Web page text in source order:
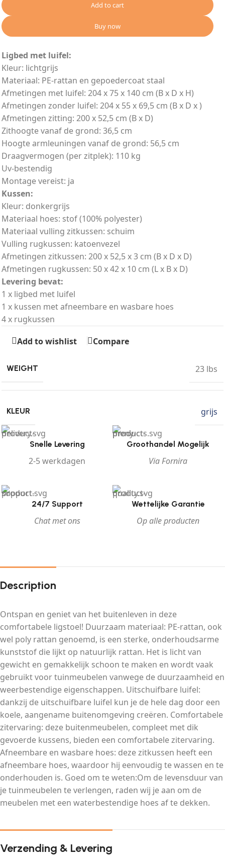
Add to cart
Buy now
Ligbed met luifel:
Kleur: lichtgrijs
Materiaal: PE-rattan en gepoedercoat staal
Afmetingen met luifel: 204 x 75 x 140 cm (B x D x H)
Afmetingen zonder luifel: 204 x 55 x 69,5 cm (B x D x )
Afmetingen zitting: 200 x 52,5 cm (B x D)
Zithoogte vanaf de grond: 36,5 cm
Hoogte armleuningen vanaf de grond: 56,5 cm
Draagvermogen (per zitplek): 110 kg
Uv-bestendig
Montage vereist: ja
Kussen:
Kleur: donkergrijs
Materiaal hoes: stof (100% polyester)
Materiaal vulling zitkussen: schuim
Vulling rugkussen: katoenvezel
Afmetingen zitkussen: 200 x 52,5 x 3 cm (B x D x D)
Afmetingen rugkussen: 50 x 42 x 10 cm (L x B x D)
Levering bevat:
1 x ligbed met luifel
1 x kussen met afneembare en wasbare hoes
4 x rugkussen
Add to wishlist
Compare
WEIGHT 23 lbs
KLEUR grijs
Snelle Levering
2-5 werkdagen
Groothandel Mogelijk
Via Fornira
24/7 Support
Chat met ons
Wettelijke Garantie
Op alle producten
Description
Ontspan en geniet van het buitenleven in deze
comfortabele ligstoel! Duurzaam materiaal: PE-rattan, ook
wel poly rattan genoemd, is een sterke, onderhoudsarme
kunststof die lijkt op natuurlijk rattan. Het is licht van
gewicht en gemakkelijk schoon te maken en wordt vaak
gebruikt voor tuinmeubelen vanwege de duurzaamheid en
weerbestendige eigenschappen. Uitschuifbare luifel:
dankzij de uitschuifbare luifel kun je de hele dag door een
koele, aangename buitenomgeving creëren. Comfortabele
zitervaring: deze buitenmeubelen, compleet met dik
gevoerde kussens, bieden een comfortabele zitervaring.
Afneembare en wasbare hoes: deze zitkussen heeft een
afneembare hoes, waardoor hij eenvoudig te wassen en te
onderhouden is. Goed om te weten:Om de levensduur van
je tuinmeubelen te verlengen, raden wij je aan om de
meubelen met een waterbestendige hoes af te dekken.
Verzending & Levering